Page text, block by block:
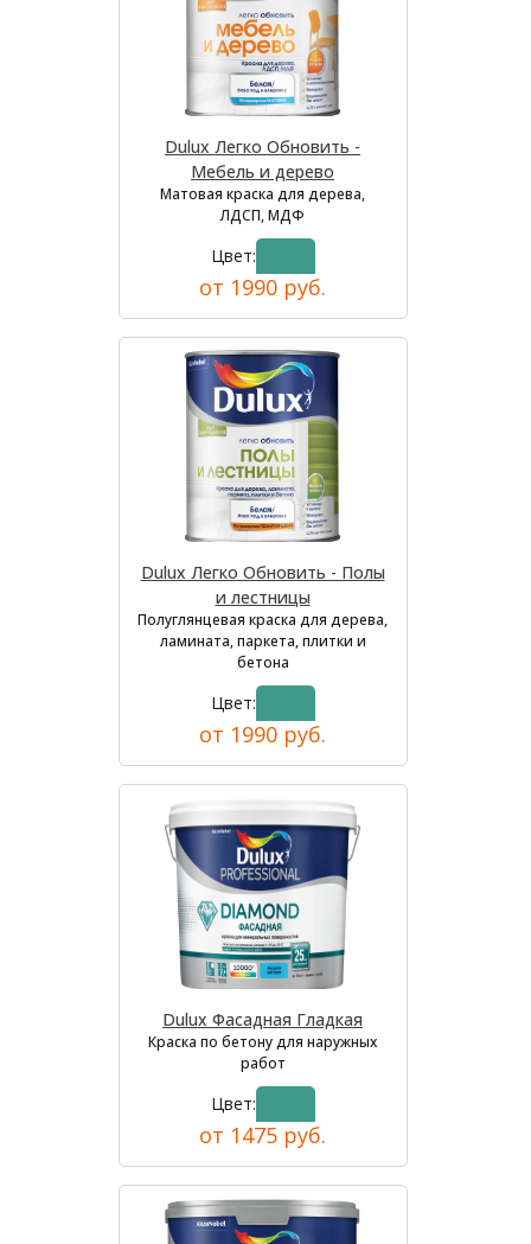
Dulux Легко Обновить -
Мебель и дерево
Матовая краска для дерева,
ЛДСП, МДФ
Цвет:
от 1990 руб.
Dulux Легко Обновить - Полы
и лестницы
Полуглянцевая краска для дерева,
ламината, паркета, плитки и
бетона
Цвет:
от 1990 руб.
Dulux Фасадная Гладкая
Краска по бетону для наружных
работ
Цвет:
от 1475 руб.